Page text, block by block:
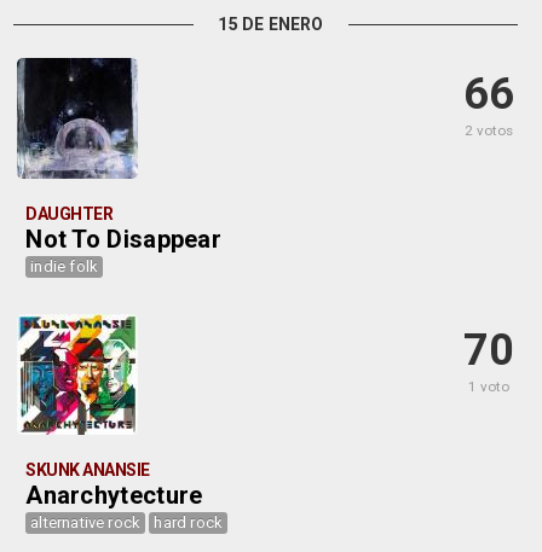
15 DE ENERO
66
2 votos
DAUGHTER
Not To Disappear
indie folk
70
1 voto
SKUNK ANANSIE
Anarchytecture
alternative rock hard rock